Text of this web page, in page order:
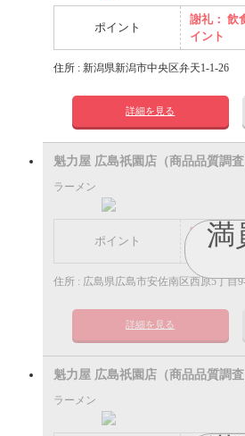
ポイント
謝礼： 飲
イント
住所 : 新潟県新潟市中央区弁天1-1-26
詳細を見る
満
魁力屋 広島祇園店（商品品質調
ラーメン
ポイント
謝礼： 飲
ポイント
住所 : 広島県広島市安佐南区西原5丁目
詳細を見る
魁力屋 広島祇園店（商品品質調
ラーメン